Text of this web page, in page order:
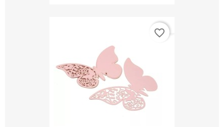
favorite_border